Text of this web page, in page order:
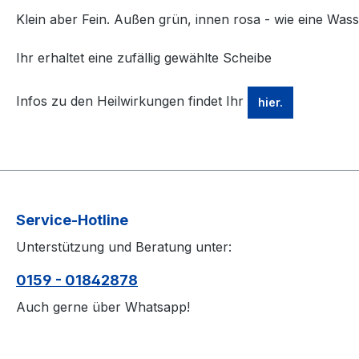
Klein aber Fein. Außen grün, innen rosa - wie eine
Ihr erhaltet eine zufällig gewählte Scheibe
Infos zu den Heilwirkungen findet Ihr hier.
Service-Hotline
Unterstützung und Beratung unter:
0159 - 01842878
Auch gerne über Whatsapp!